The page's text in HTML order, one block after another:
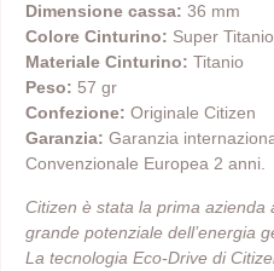
Dimensione cassa: 36 mm
Colore Cinturino: Super Titanio
Materiale Cinturino: Titanio
Peso: 57 gr
Confezione: Originale Citizen
Garanzia: Garanzia
Convenzionale Europea 2 anni.
Citizen è stata la prima
grande potenziale dell’energia
La tecnologia Eco-Drive di